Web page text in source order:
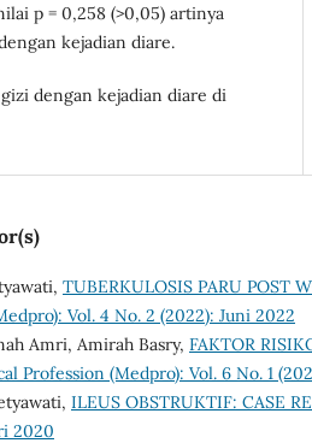
p = 0,258 (>0,05) artinya
kejadian diare.
dengan kejadian diare di
TUBERKULOSIS PARU POST
Vol. 4 No. 2 (2022): Juni 2022
Amri, Amirah Basry, FAKTOR
Profession (Medpro): Vol. 6 No. 1
ILEUS OBSTRUKTIF: CASE
2020